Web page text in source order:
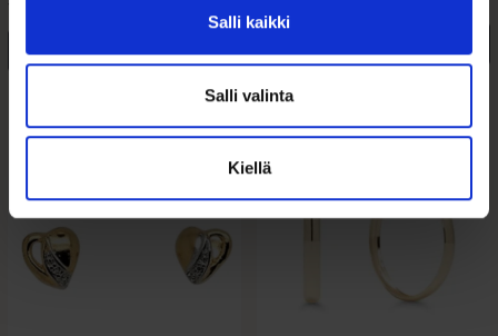
Salli kaikki
Salli valinta
Kiellä
Lisää ostoskoriin